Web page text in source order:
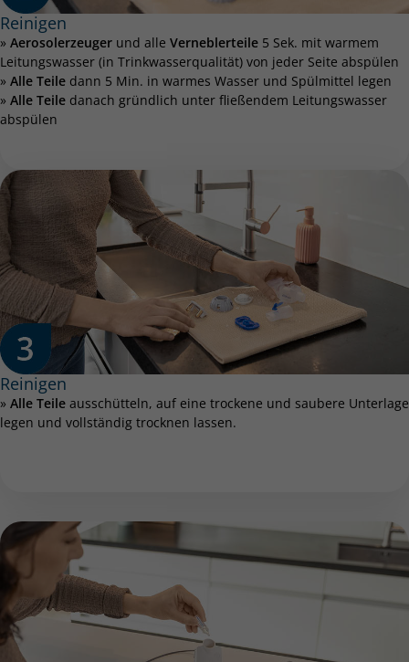
Reinigen
» Aerosolerzeuger und alle Verneblerteile 5 Sek. mit warmem
Leitungswasser (in Trinkwasserqualität) von jeder Seite abspülen
» Alle Teile dann 5 Min. in warmes Wasser und Spülmittel legen
» Alle Teile danach gründlich unter fließendem Leitungswasser
abspülen
Reinigen
» Alle Teile ausschütteln, auf eine trockene und saubere Unterlage
legen und vollständig trocknen lassen.